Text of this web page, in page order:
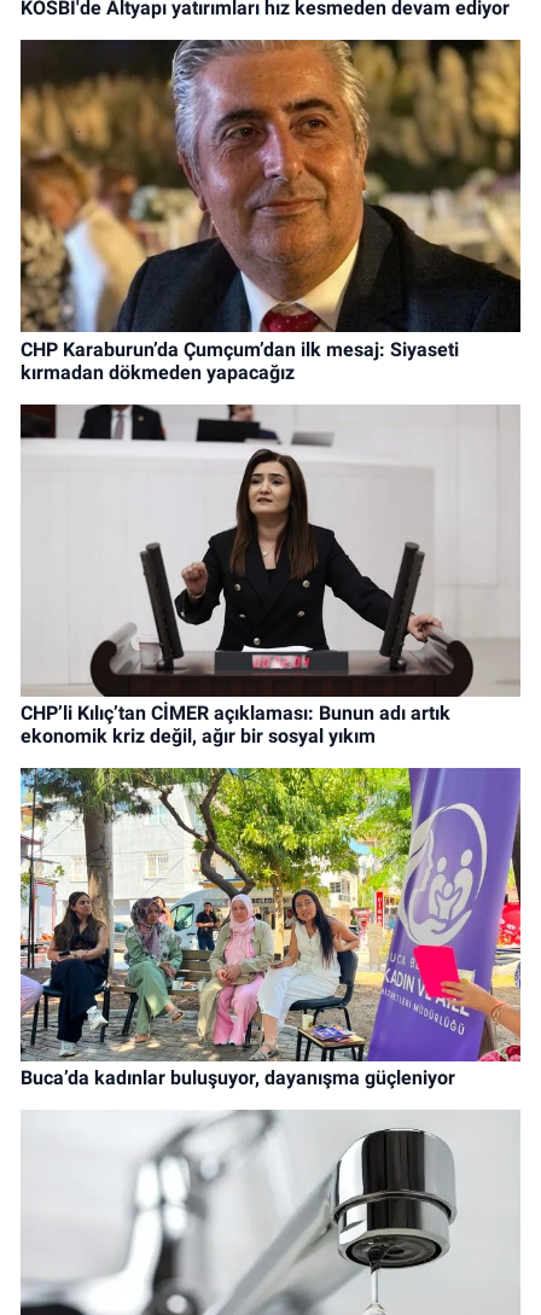
KOSBİ'de Altyapı yatırımları hız kesmeden devam ediyor
CHP Karaburun’da Çumçum’dan ilk mesaj: Siyaseti
kırmadan dökmeden yapacağız
CHP’li Kılıç’tan CİMER açıklaması: Bunun adı artık
ekonomik kriz değil, ağır bir sosyal yıkım
Buca’da kadınlar buluşuyor, dayanışma güçleniyor